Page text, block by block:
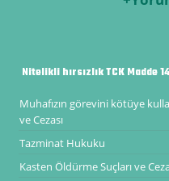
Nitelikli hırsızlık TCK Madde
Muhafızın görevini kötüye
ve Cezası
Tazminat Hukuku
Kasten Öldürme Suçları ve